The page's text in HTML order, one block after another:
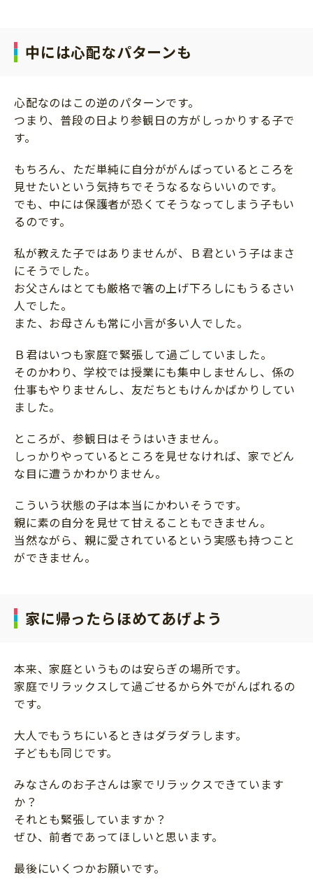
中には心配なパターンも
心配なのはこの逆のパターンです。
つまり、普段の日より参観日の方がしっかりする子で
す。
もちろん、ただ単純に自分ががんばっているところを
見せたいという気持ちでそうなるならいいのです。
でも、中には保護者が恐くてそうなってしまう子もい
るのです。
私が教えた子ではありませんが、Ｂ君という子はまさ
にそうでした。
お父さんはとても厳格で箸の上げ下ろしにもうるさい
人でした。
また、お母さんも常に小言が多い人でした。
Ｂ君はいつも家庭で緊張して過ごしていました。
そのかわり、学校では授業にも集中しませんし、係の
仕事もやりませんし、友だちともけんかばかりしてい
ました。
ところが、参観日はそうはいきません。
しっかりやっているところを見せなければ、家でどん
な目に遭うかわかりません。
こういう状態の子は本当にかわいそうです。
親に素の自分を見せて甘えることもできません。
当然ながら、親に愛されているという実感も持つこと
ができません。
家に帰ったらほめてあげよう
本来、家庭というものは安らぎの場所です。
家庭でリラックスして過ごせるから外でがんばれるの
です。
大人でもうちにいるときはダラダラします。
子どもも同じです。
みなさんのお子さんは家でリラックスできています
か？
それとも緊張していますか？
ぜひ、前者であってほしいと思います。
最後にいくつかお願いです。